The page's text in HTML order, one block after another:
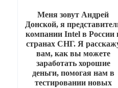
Меня зовут Андрей
Донской, я
компании Intel в России
странах СНГ. Я
вам, как вы можете
заработать хорошие
деньги, помогая нам в
тестировании новых